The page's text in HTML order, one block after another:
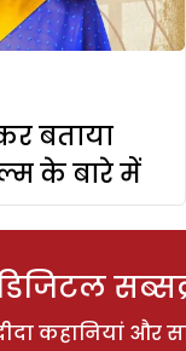
बताया
के बारे में
कहानियां और